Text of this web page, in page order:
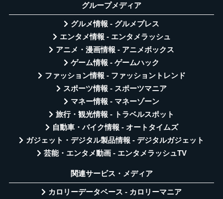
グループメディア
グルメ情報 - グルメプレス
エンタメ情報 - エンタメラッシュ
アニメ・漫画情報 - アニメボックス
ゲーム情報 - ゲームハック
ファッション情報 - ファッショントレンド
スポーツ情報 - スポーツマニア
マネー情報 - マネーゾーン
旅行・観光情報 - トラベルスポット
自動車・バイク情報 - オートタイムズ
ガジェット・デジタル製品情報 - デジタルガジェット
芸能・エンタメ動画 - エンタメラッシュTV
関連サービス・メディア
カロリーデータベース - カロリーマニア